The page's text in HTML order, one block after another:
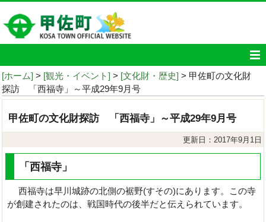
[ホーム] > [観光・イベント] > [文化財・歴史] > 甲佐町の文化財
探訪 「西福寺」～平成29年9月号
甲佐町の文化財探訪 「西福寺」～平成29年9月号
更新日：2017年9月1日
「西福寺」
西福寺は早川城跡の北側の裾野(すその)にあります。この寺
が創建されたのは、戦国時代の後半だと伝えられています。